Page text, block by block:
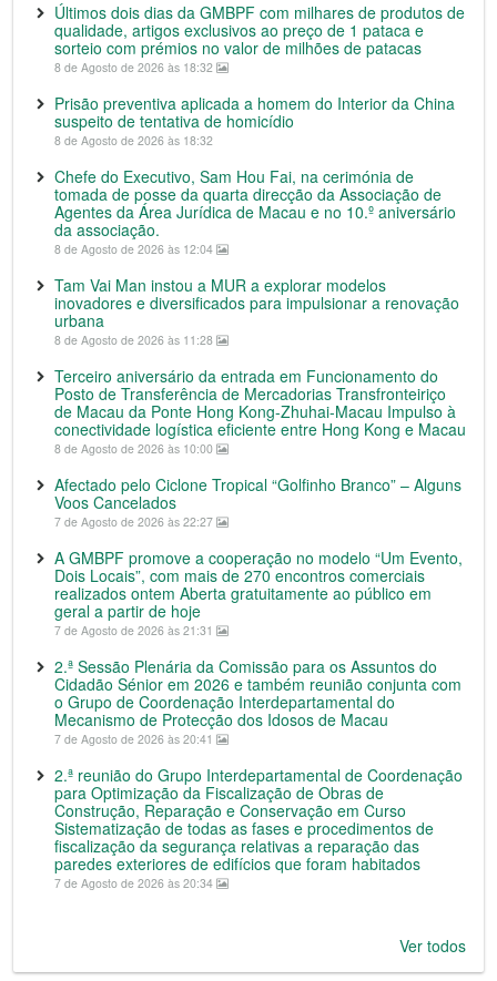
Últimos dois dias da GMBPF com milhares de produtos de
qualidade, artigos exclusivos ao preço de 1 pataca e
sorteio com prémios no valor de milhões de patacas
8 de Agosto de 2026 às 18:32
Prisão preventiva aplicada a homem do Interior da China
suspeito de tentativa de homicídio
8 de Agosto de 2026 às 18:32
Chefe do Executivo, Sam Hou Fai, na cerimónia de
tomada de posse da quarta direcção da Associação de
Agentes da Área Jurídica de Macau e no 10.º aniversário
da associação.
8 de Agosto de 2026 às 12:04
Tam Vai Man instou a MUR a explorar modelos
inovadores e diversificados para impulsionar a renovação
urbana
8 de Agosto de 2026 às 11:28
Terceiro aniversário da entrada em Funcionamento do
Posto de Transferência de Mercadorias Transfronteiriço
de Macau da Ponte Hong Kong-Zhuhai-Macau Impulso à
conectividade logística eficiente entre Hong Kong e Macau
8 de Agosto de 2026 às 10:00
Afectado pelo Ciclone Tropical “Golfinho Branco” – Alguns
Voos Cancelados
7 de Agosto de 2026 às 22:27
A GMBPF promove a cooperação no modelo “Um Evento,
Dois Locais”, com mais de 270 encontros comerciais
realizados ontem Aberta gratuitamente ao público em
geral a partir de hoje
7 de Agosto de 2026 às 21:31
2.ª Sessão Plenária da Comissão para os Assuntos do
Cidadão Sénior em 2026 e também reunião conjunta com
o Grupo de Coordenação Interdepartamental do
Mecanismo de Protecção dos Idosos de Macau
7 de Agosto de 2026 às 20:41
2.ª reunião do Grupo Interdepartamental de Coordenação
para Optimização da Fiscalização de Obras de
Construção, Reparação e Conservação em Curso
Sistematização de todas as fases e procedimentos de
fiscalização da segurança relativas a reparação das
paredes exteriores de edifícios que foram habitados
7 de Agosto de 2026 às 20:34
Ver todos